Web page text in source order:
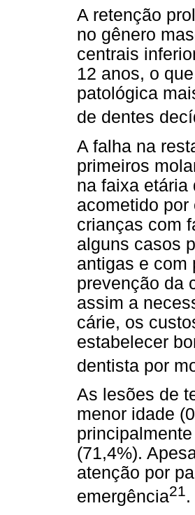
A retenção
no gênero
centrais
12 anos, o
patológica
de dentes
A falha na
primeiros
na faixa etária
acometido por
crianças com
alguns casos
antigas e com
prevenção da
assim a
cárie, os
estabelecer
dentista por
As lesões de
menor idade
(71,4%).
atenção por
emergência21.